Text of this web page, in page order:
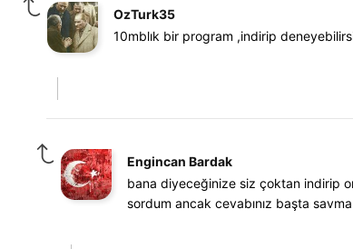
OzTurk35
10mblık bir program ,indirip
Engincan Bardak
bana diyeceğinize siz çoktan indirip
sordum ancak cevabınız başta